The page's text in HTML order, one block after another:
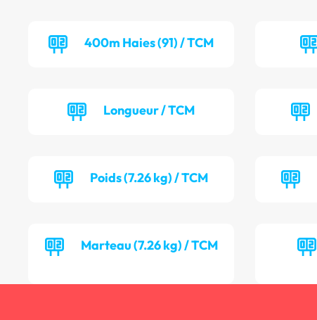
400m Haies (91) / TCM
Longueur / TCM
Poids (7.26 kg) / TCM
Marteau (7.26 kg) / TCM